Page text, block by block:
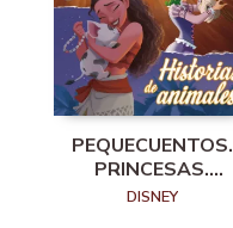
PEQUECUENTOS.
PRINCESAS.
HISTORIAS DE
DISNEY